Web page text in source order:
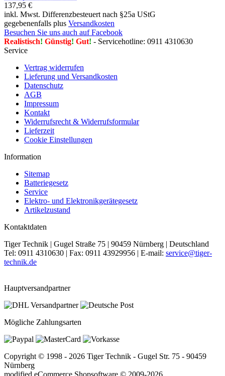
137,95 €
inkl. Mwst. Differenzbesteuert nach §25a UStG
gegebenenfalls plus Versandkosten
Besuchen Sie uns auch auf Facebook
Realistisch! Günstig! Gut! - Servicehotline: 0911 4310630
Service
Vertrag widerrufen
Lieferung und Versandkosten
Datenschutz
AGB
Impressum
Kontakt
Widerrufsrecht & Widerrufsformular
Lieferzeit
Cookie Einstellungen
Information
Sitemap
Batteriegesetz
Service
Elektro- und Elektronikgerätegesetz
Artikelzustand
Kontaktdaten
Tiger Technik | Gugel Straße 75 | 90459 Nürnberg | Deutschland
Tel: 0911 4310630 | Fax: 0911 43929956 | E-mail: service@tiger-
technik.de
Hauptversandpartner
Mögliche Zahlungsarten
Copyright © 1998 - 2026 Tiger Technik - Gugel Str. 75 - 90459
Nürnberg
modified eCommerce Shopsoftware © 2009-2026